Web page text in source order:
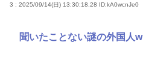
3 : 2025/09/14(日) 13:30:18.28 ID:kA0wcnJe0
聞いたことない謎の外国人w